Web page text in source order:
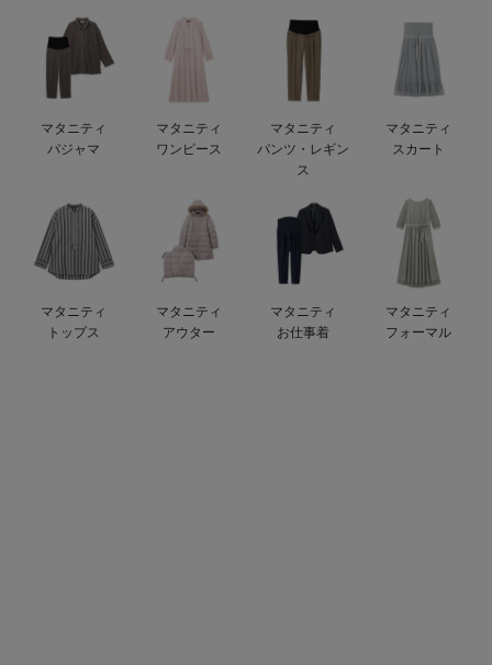
便利な育児家電
Gift Selection 出産祝い
保育園・入園準備特集
ファルスカ
デロンギ
マタニティ
パジャマ
マタニティ
ワンピース
マタニティ
パンツ・レギン
ス
マタニティ
スカート
マタニティ
トップス
マタニティ
アウター
マタニティ
お仕事着
マタニティ
フォーマル